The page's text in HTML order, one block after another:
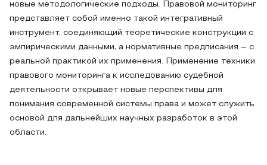
новые методологические подходы. Правовой мониторинг
представляет собой именно такой интегративный
инструмент, соединяющий теоретические конструкции с
эмпирическими данными, а нормативные предписания – с
реальной практикой их применения. Применение техники
правового мониторинга к исследованию судебной
деятельности открывает новые перспективы для
понимания современной системы права и может служить
основой для дальнейших научных разработок в этой
области.